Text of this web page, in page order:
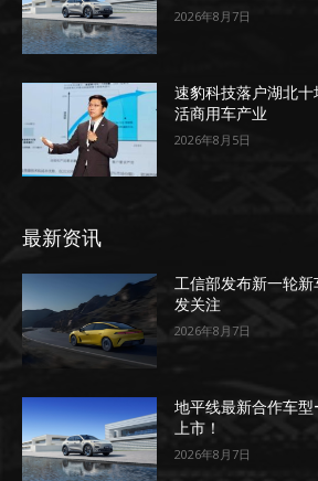
2026年8月7日
速豹科技落户湖北
活商用车产业
2026年8月5日
最新资讯
工信部发布新一轮新
发关注
2026年8月7日
地平线最新合作车
上市！
2026年8月7日